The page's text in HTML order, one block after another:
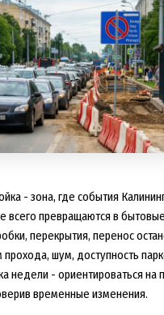
- зона, где события
всего превращаются в бытовые
перекрытия, перенос
шум, доступность
недели - ориентироваться на
временные изменения.